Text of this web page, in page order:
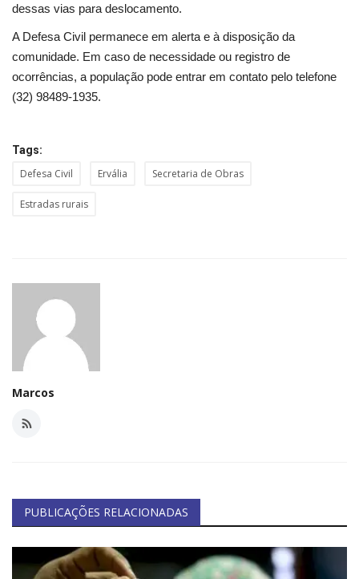
Esporte
Solidariedade
Meio Ambiente
Obituário
dessas vias para deslocamento.
A Defesa Civil permanece em alerta e à disposição da
comunidade. Em caso de necessidade ou registro de
ocorrências, a população pode entrar em contato pelo telefone
(32) 98489-1935.
Tags:
Defesa Civil Ervália Secretaria de Obras
Estradas rurais
Marcos
PUBLICAÇÕES RELACIONADAS